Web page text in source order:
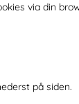
via din
på siden.